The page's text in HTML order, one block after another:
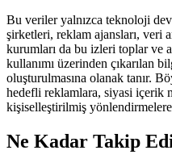
Bu veriler yalnızca teknoloji
şirketleri, reklam ajansları, veri
kurumları da bu izleri toplar ve
kullanımı üzerinden çıkarılan
oluşturulmasına olanak tanır.
hedefli reklamlara, siyasi içerik
kişiselleştirilmiş
Ne Kadar Takip